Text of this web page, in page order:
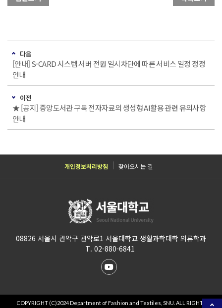
다음
[안내] S-CARD 시스템 서버 전원 일시차단에 따른 서비스 일정 정정
안내
이전
★ [공지] 중앙도서관 구독 전자자료의 생성형 AI활용 관련 유의사항
안내
개인정보처리방침 찾아오시는 길
08826 서울시 관악구 관악로1 서울대학교 생활과학대학 의류학과
T. 02-880-6841
COPYRIGHT (C)2024 Department of Fashion and Textiles, SNU. ALL RIGHTS